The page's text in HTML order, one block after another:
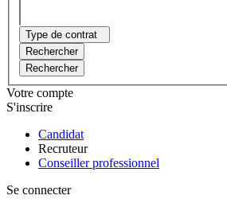
Type de contrat
Rechercher
Rechercher
Votre compte
S'inscrire
Candidat
Recruteur
Conseiller professionnel
Se connecter